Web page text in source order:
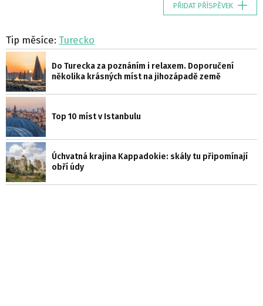
PŘIDAT PŘÍSPĚVEK
Tip měsíce: Turecko
Do Turecka za poznáním i relaxem. Doporučení
několika krásných míst na jihozápadě země
Top 10 míst v Istanbulu
Úchvatná krajina Kappadokie: skály tu připomínají
obří údy